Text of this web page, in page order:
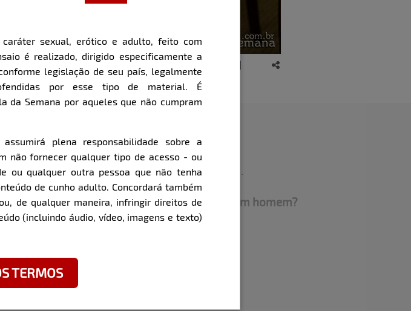
Super Zoom
Qual a primeira coisa que você observa em um homem?
O olhar...
Você tem alguma mania?
Sim, de me olhar sempre no espelho rs
sexual, erótico e adulto, feito com
é realizado, dirigido especificamente a
legislação de seu país, legalmente
por esse tipo de material. É
da Semana por aqueles que não cumpram
assumirá plena responsabilidade sobre a
não fornecer qualquer tipo de acesso - ou
ou qualquer outra pessoa que não tenha
de cunho adulto. Concordará também
de qualquer maneira, infringir direitos de
(incluindo áudio, vídeo, imagens e texto)
TERMOS